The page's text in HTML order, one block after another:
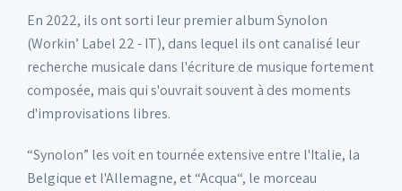
En 2022, ils ont sorti leur premier album Synolon
(Workin’ Label 22 - IT), dans lequel ils ont canalisé leur
recherche musicale dans l'écriture de musique fortement
composée, mais qui s'ouvrait souvent à des moments
d'improvisations libres.
“Synolon” les voit en tournée extensive entre l'Italie, la
Belgique et l'Allemagne, et “Acqua“, le morceau